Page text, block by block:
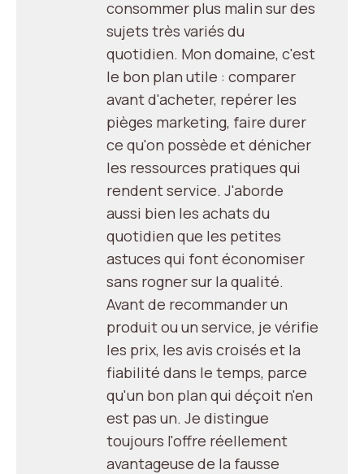
consommer plus malin sur des
sujets très variés du
quotidien. Mon domaine, c'est
le bon plan utile : comparer
avant d'acheter, repérer les
pièges marketing, faire durer
ce qu'on possède et dénicher
les ressources pratiques qui
rendent service. J'aborde
aussi bien les achats du
quotidien que les petites
astuces qui font économiser
sans rogner sur la qualité.
Avant de recommander un
produit ou un service, je vérifie
les prix, les avis croisés et la
fiabilité dans le temps, parce
qu'un bon plan qui déçoit n'en
est pas un. Je distingue
toujours l'offre réellement
avantageuse de la fausse